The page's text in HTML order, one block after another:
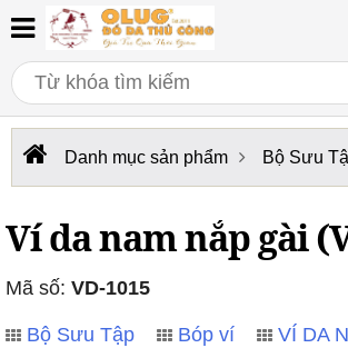
Danh mục sản phẩm Bộ Sưu
Ví da nam nắp gài
Mã số: VD-1015
Bộ Sưu Tập Bóp ví
VÍ DA